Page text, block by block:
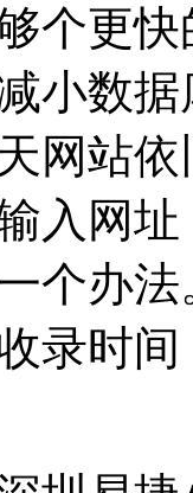
个更
小数
网站
入网
个办
录时